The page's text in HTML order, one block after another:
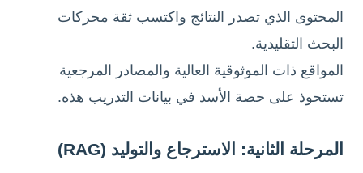
المحتوى الذي تصدر النتائج واكتسب ثقة محركات
البحث التقليدية.
المواقع ذات الموثوقية العالية والمصادر المرجعية
تستحوذ على حصة الأسد في بيانات التدريب هذه.
المرحلة الثانية: الاسترجاع والتوليد (RAG)